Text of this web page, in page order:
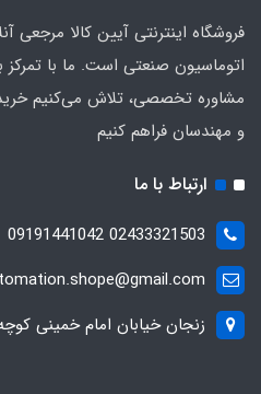
فروشگاه اینترنتی آیین کالا مرجعی
اتوماسیون صنعتی است. ما با
مشاوره تخصصی، تلاش می‌کنیم
و مهندسان فراهم کنیم
ارتباط با ما
02433321503 09191441042
زنجان خیابان امام خمینی کوچه